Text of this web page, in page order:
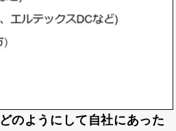
どのようにして自社にあった